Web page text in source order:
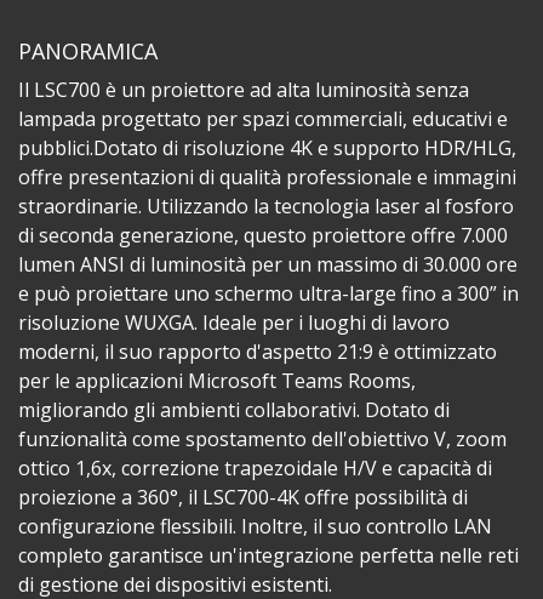
PANORAMICA
Il LSC700 è un proiettore ad alta luminosità senza
lampada progettato per spazi commerciali, educativi e
pubblici.Dotato di risoluzione 4K e supporto HDR/HLG,
offre presentazioni di qualità professionale e immagini
straordinarie. Utilizzando la tecnologia laser al fosforo
di seconda generazione, questo proiettore offre 7.000
lumen ANSI di luminosità per un massimo di 30.000 ore
e può proiettare uno schermo ultra-large fino a 300” in
risoluzione WUXGA. Ideale per i luoghi di lavoro
moderni, il suo rapporto d'aspetto 21:9 è ottimizzato
per le applicazioni Microsoft Teams Rooms,
migliorando gli ambienti collaborativi. Dotato di
funzionalità come spostamento dell'obiettivo V, zoom
ottico 1,6x, correzione trapezoidale H/V e capacità di
proiezione a 360°, il LSC700-4K offre possibilità di
configurazione flessibili. Inoltre, il suo controllo LAN
completo garantisce un'integrazione perfetta nelle reti
di gestione dei dispositivi esistenti.